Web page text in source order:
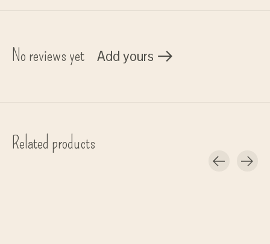
No reviews yet Add yours
Related products